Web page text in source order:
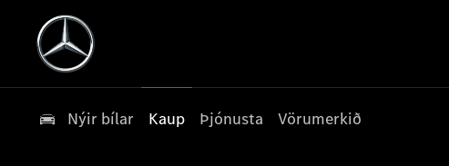
Nýir bílar Kaup Þjónusta Vörumerkið